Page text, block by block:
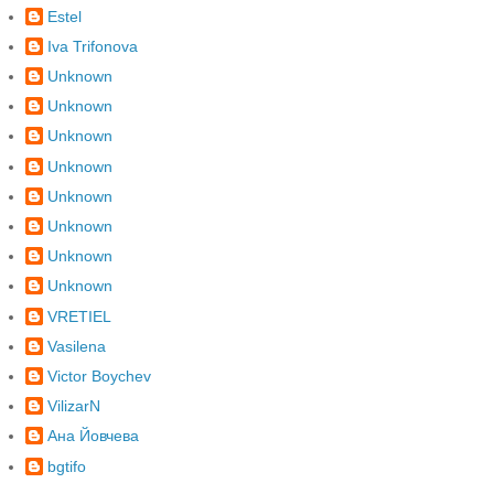
Estel
Iva Trifonova
Unknown
Unknown
Unknown
Unknown
Unknown
Unknown
Unknown
Unknown
VRETIEL
Vasilena
Victor Boychev
VilizarN
Ана Йовчева
bgtifo